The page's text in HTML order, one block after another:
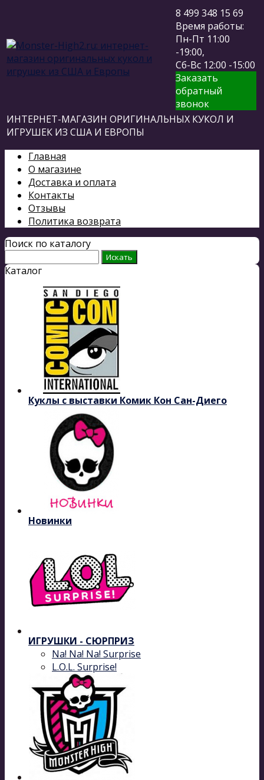
8 499 348 15 69
Время работы:
Пн-Пт 11:00
-19:00,
Сб-Вс 12:00 -15:00
Заказать
обратный
звонок
ИНТЕРНЕТ-МАГАЗИН ОРИГИНАЛЬНЫХ КУКОЛ И
ИГРУШЕК ИЗ США И ЕВРОПЫ
Главная
О магазине
Доставка и оплата
Контакты
Отзывы
Политика возврата
Поиск по каталогу
Каталог
Куклы с выставки Комик Кон Сан-Диего
Новинки
ИГРУШКИ - СЮРПРИЗ
Na! Na! Na! Surprise
L.O.L. Surprise!